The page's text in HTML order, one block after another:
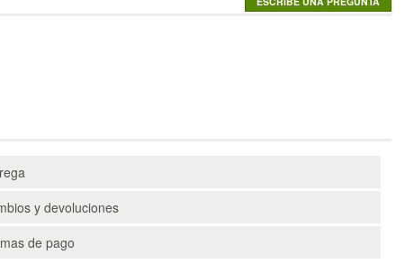
y devoluciones
de pago